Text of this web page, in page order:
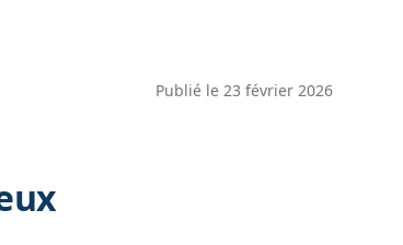
Publié le 23 février 2026